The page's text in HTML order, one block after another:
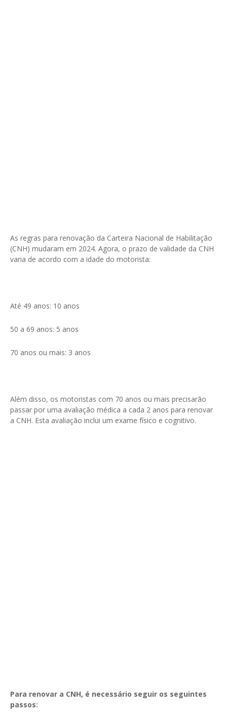
As regras para renovação da Carteira Nacional de Habilitação
(CNH) mudaram em 2024. Agora, o prazo de validade da CNH
varia de acordo com a idade do motorista:
Até 49 anos: 10 anos
50 a 69 anos: 5 anos
70 anos ou mais: 3 anos
Além disso, os motoristas com 70 anos ou mais precisarão
passar por uma avaliação médica a cada 2 anos para renovar
a CNH. Esta avaliação inclui um exame físico e cognitivo.
Para renovar a CNH, é necessário seguir os seguintes
passos: